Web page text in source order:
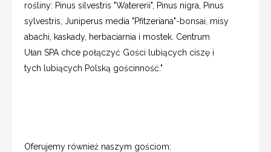
rośliny: Pinus silvestris "Watererii", Pinus nigra, Pinus
sylvestris, Juniperus media "Pfitzeriana"-bonsai, misy
abachi, kaskady, herbaciarnia i mostek. Centrum
Ułan SPA chce połączyć Gości lubiących ciszę i
tych lubiących Polską gościnność."
Oferujemy również naszym gościom: